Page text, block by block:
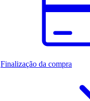
Finalização da compra